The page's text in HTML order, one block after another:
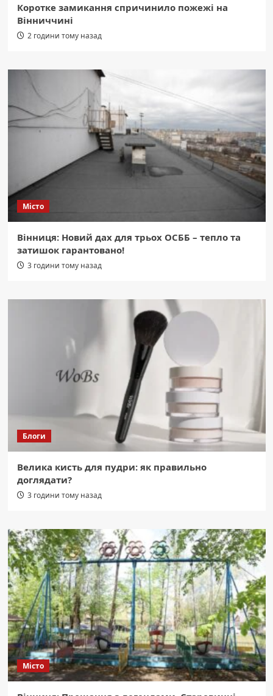
Коротке замикання спричинило пожежі на
Вінниччині
2 години тому назад
Місто
Вінниця: Новий дах для трьох ОСББ – тепло та
затишок гарантовано!
3 години тому назад
Блоги
Велика кисть для пудри: як правильно
доглядати?
3 години тому назад
Місто